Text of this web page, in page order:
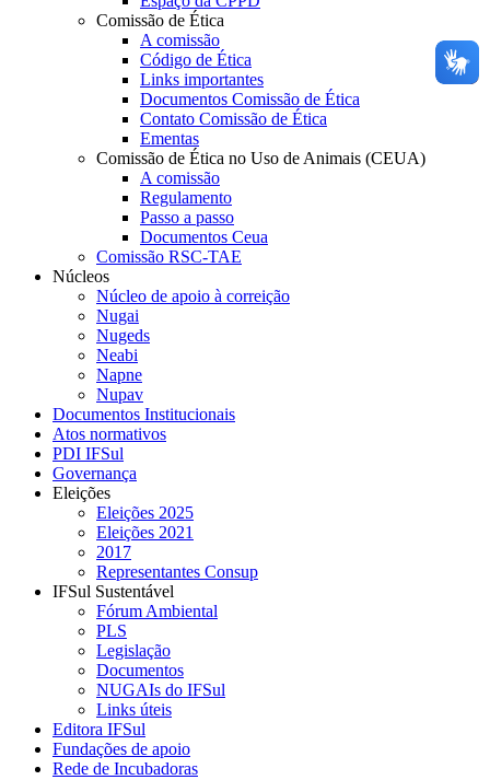
Comissão de Ética
A comissão
Código de Ética
Links importantes
Documentos Comissão de Ética
Contato Comissão de Ética
Ementas
Comissão de Ética no Uso de Animais (CEUA)
A comissão
Regulamento
Passo a passo
Documentos Ceua
Comissão RSC-TAE
Núcleos
Núcleo de apoio à correição
Nugai
Nugeds
Neabi
Napne
Nupav
Documentos Institucionais
Atos normativos
PDI IFSul
Governança
Eleições
Eleições 2025
Eleições 2021
2017
Representantes Consup
IFSul Sustentável
Fórum Ambiental
PLS
Legislação
Documentos
NUGAIs do IFSul
Links úteis
Editora IFSul
Fundações de apoio
Rede de Incubadoras